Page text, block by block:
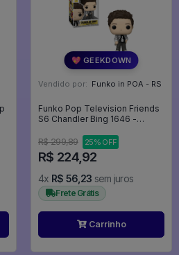
💖 GEEKDOWN
Vendido por: Funko in POA - RS
Funko Pop Television Friends
S6 Chandler Bing 1646 -
R$ 299,89
25% OFF
R$ 224,92
4x R$ 56,23 sem juros
Frete Grátis
Carrinho